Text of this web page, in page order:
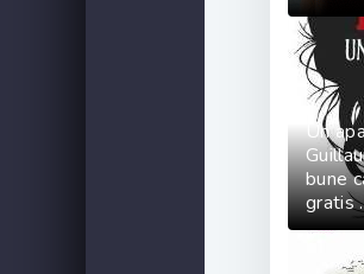
Un
bune
gratis